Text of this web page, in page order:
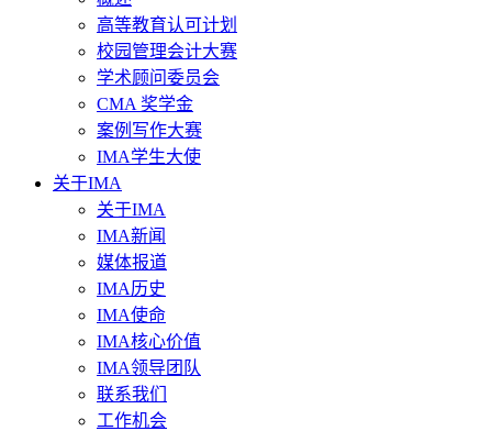
高等教育认可计划
校园管理会计大赛
学术顾问委员会
CMA 奖学金
案例写作大赛
IMA学生大使
关于IMA
关于IMA
IMA新闻
媒体报道
IMA历史
IMA使命
IMA核心价值
IMA领导团队
联系我们
工作机会